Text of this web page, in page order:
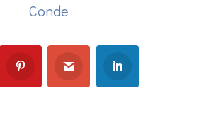
Conde